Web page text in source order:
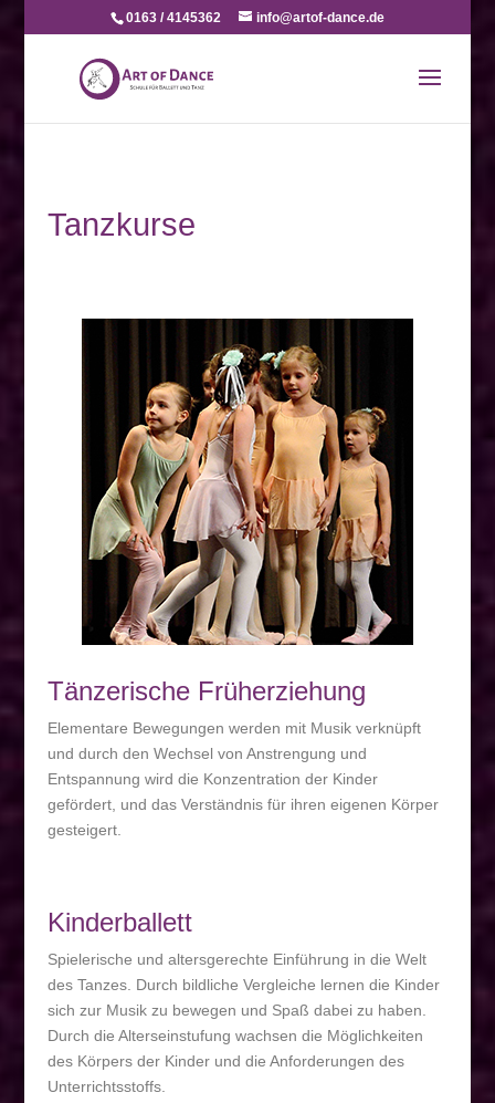
0163 / 4145362 info@artof-dance.de
Tanzkurse
Tänzerische Früherziehung
Elementare Bewegungen werden mit Musik verknüpft
und durch den Wechsel von Anstrengung und
Entspannung wird die Konzentration der Kinder
gefördert, und das Verständnis für ihren eigenen Körper
gesteigert.
Kinderballett
Spielerische und altersgerechte Einführung in die Welt
des Tanzes. Durch bildliche Vergleiche lernen die Kinder
sich zur Musik zu bewegen und Spaß dabei zu haben.
Durch die Alterseinstufung wachsen die Möglichkeiten
des Körpers der Kinder und die Anforderungen des
Unterrichtsstoffs.